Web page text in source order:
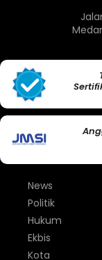
News
Politik
Hukum
Ekbis
Kota